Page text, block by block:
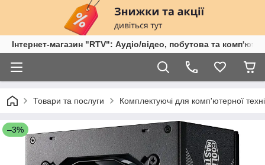
Інтернет-магазин "RTV": Аудіо/відео, побутова та
Товари та послуги Комплектуючі для комп'ютерної
–3%